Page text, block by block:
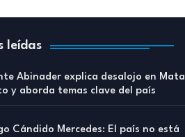
leídas
Abinader explica desalojo en Mata
y aborda temas clave del país
Cándido Mercedes: El país no está